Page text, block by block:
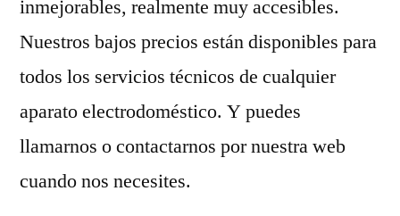
inmejorables, realmente muy accesibles.
Nuestros bajos precios están disponibles para
todos los servicios técnicos de cualquier
aparato electrodoméstico. Y puedes
llamarnos o contactarnos por nuestra web
cuando nos necesites.